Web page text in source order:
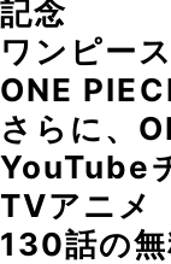
記念
ワンピー
ONE
さらに、
YouTube
TVアニメ
130話の無